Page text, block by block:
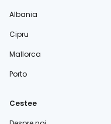
Albania
Cipru
Mallorca
Porto
Cestee